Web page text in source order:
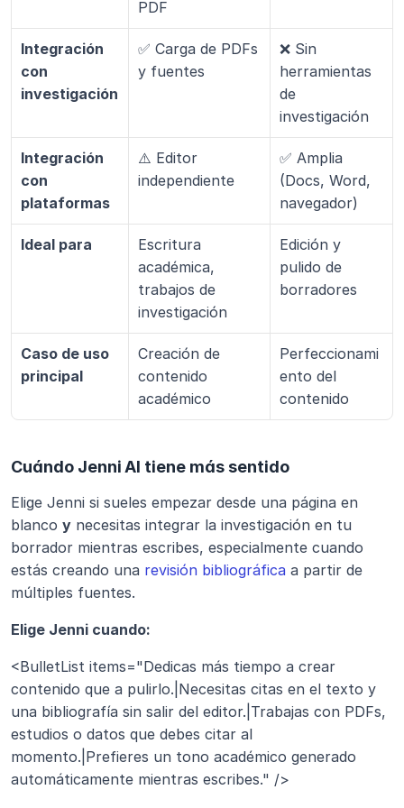
PDF
Integración
con
investigación
✅ Carga de PDFs
y fuentes
❌ Sin
herramientas
de
investigación
Integración
con
plataformas
⚠️ Editor
independiente
✅ Amplia
(Docs, Word,
navegador)
Ideal para
Escritura
académica,
trabajos de
investigación
Edición y
pulido de
borradores
Caso de uso
principal
Creación de
contenido
académico
Perfeccionami
ento del
contenido
Cuándo Jenni AI tiene más sentido
Elige Jenni si sueles empezar desde una página en
blanco y necesitas integrar la investigación en tu
borrador mientras escribes, especialmente cuando
estás creando una revisión bibliográfica a partir de
múltiples fuentes.
Elige Jenni cuando:
<BulletList items="Dedicas más tiempo a crear
contenido que a pulirlo.|Necesitas citas en el texto y
una bibliografía sin salir del editor.|Trabajas con PDFs,
estudios o datos que debes citar al
momento.|Prefieres un tono académico generado
automáticamente mientras escribes." />